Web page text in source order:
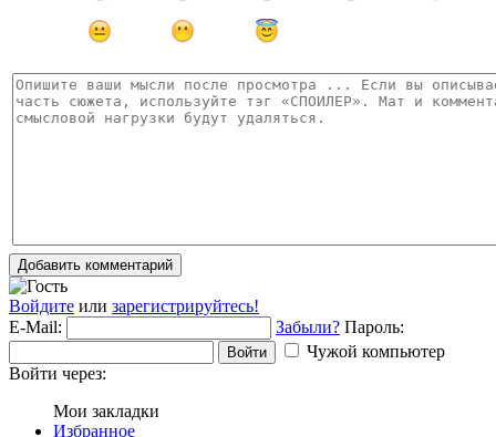
Добавить комментарий
Войдите или зарегистрируйтесь!
E-Mail:
Забыли? Пароль:
Войти
Чужой компьютер
Войти через:
Мои закладки
Избранное